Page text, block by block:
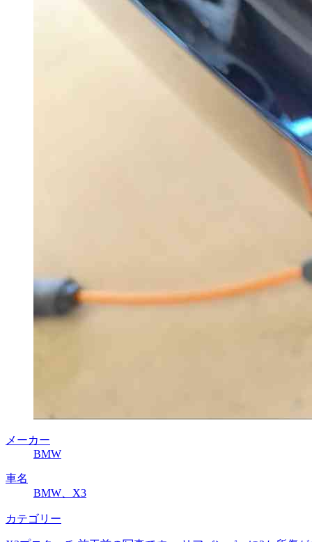
メーカー
BMW
車名
BMW、X3
カテゴリー